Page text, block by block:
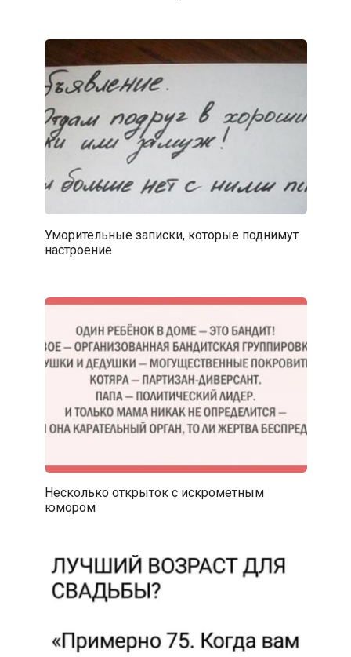
Уморительные записки, которые поднимут
настроение
Несколько открыток с искрометным
юмором